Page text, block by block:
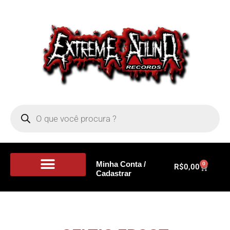
Minha Conta /
Cadastrar
R$0,00 0